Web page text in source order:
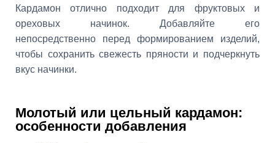
Кардамон отлично подходит для фруктовых и
ореховых начинок. Добавляйте его
непосредственно перед формированием изделий,
чтобы сохранить свежесть пряности и подчеркнуть
вкус начинки.
Молотый или цельный кардамон:
особенности добавления